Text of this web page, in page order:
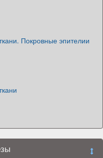
Покровные эпителии